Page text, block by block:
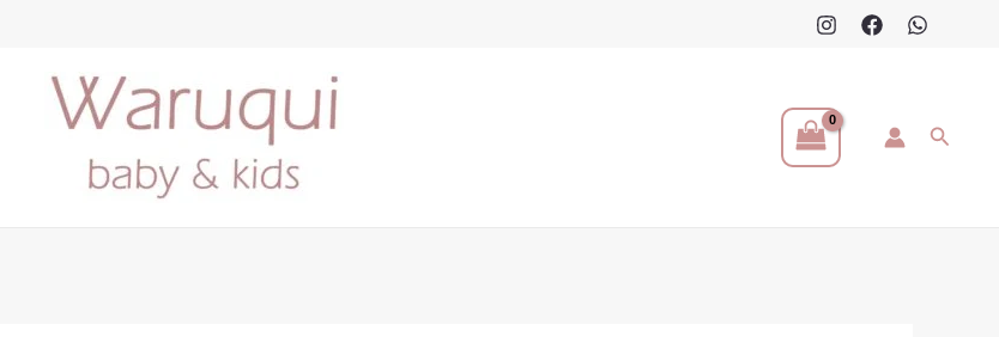
Buscar